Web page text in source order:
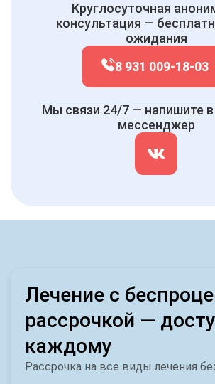
Круглосуточная
консультация —
ожидания
8 931 009-18-03
Мы связи 24/7 — напишите
мессенджер
Лечение с
рассрочкой —
каждому
Рассрочка на все виды лечения